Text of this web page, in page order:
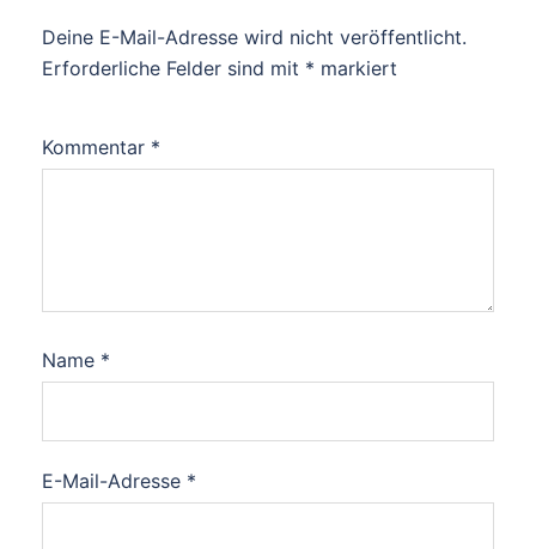
Deine E-Mail-Adresse wird nicht veröffentlicht.
Erforderliche Felder sind mit * markiert
Kommentar *
Name *
E-Mail-Adresse *